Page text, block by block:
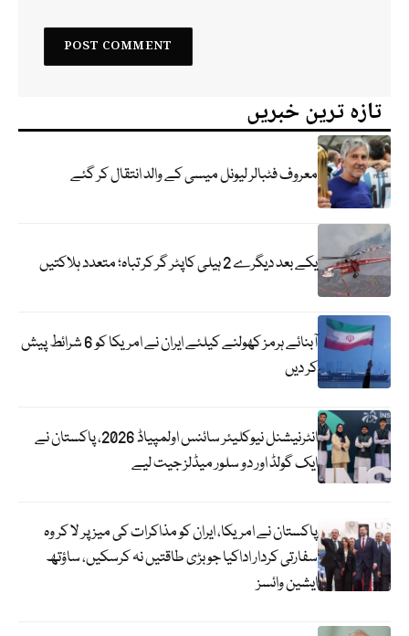
تازہ ترین خبریں
معروف فٹبالر لیونل میسی کے والد انتقال کر گئے
یکے بعد دیگرے 2 ہیلی کاپٹر گر کر تباہ؛ متعدد ہلاکتیں
آبنائے ہرمز کھولنے کیلئے ایران نے امریکا کو 6 شرائط پیش
کر دیں
انٹرنیشنل نیوکلیئر سائنس اولمپیاڈ 2026، پاکستان نے
ایک گولڈ اور دو سلور میڈلز جیت لیے
پاکستان نے امریکا، ایران کو مذاکرات کی میز پر لا کر وہ
سفارتی کردار اداکیا جو بڑی طاقتیں نہ کرسکیں، ساؤتھ
ایشین وائسز